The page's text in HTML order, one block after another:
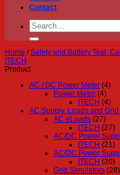
Contact
Search
for:
Home / Safety and Battery Test,
ITECH
Product
AC / DC Power Meter (4)
Power Meter (4)
ITECH (4)
AC Supply, Loads and
AC eLoads (27)
ITECH (27)
AC/DC Power
ITECH (21)
AC/DC Power
ITECH (20)
Grid Simulators (28)